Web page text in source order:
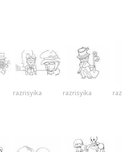
razrisyika razrisyika